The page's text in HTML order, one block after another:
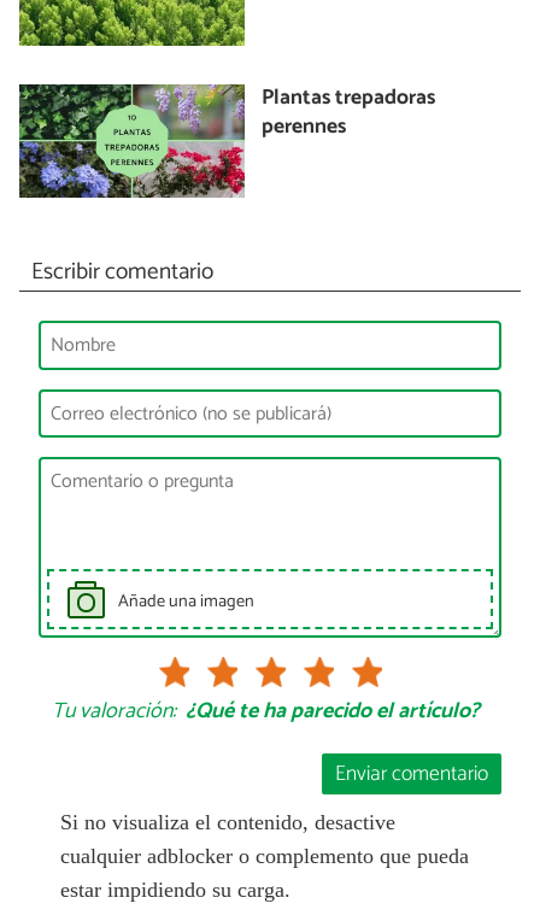
Plantas trepadoras
perennes
Escribir comentario
Añade una imagen
Tu valoración: ¿Qué te ha parecido el artículo?
Enviar comentario
Si no visualiza el contenido, desactive
cualquier adblocker o complemento que pueda
estar impidiendo su carga.